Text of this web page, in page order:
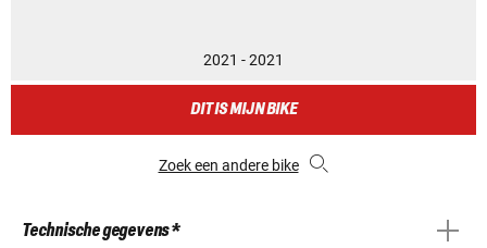
2021 - 2021
DIT IS MIJN BIKE
Zoek een andere bike
Technische gegevens *